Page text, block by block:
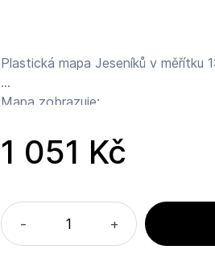
Plastická mapa Jeseníků v měřítku
Mapa zobrazuje:
Hrubý a Nízký Jeseník
Králický Sněžník
Hanušovickou vrchovinu
Zlatohorskou vrchovinu
1 051 Kč
- +